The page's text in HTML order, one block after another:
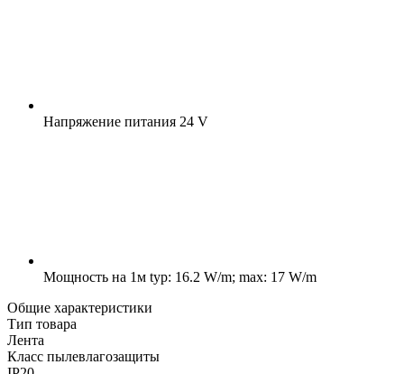
Напряжение питания 24 V
Мощность на 1м typ: 16.2 W/m; max: 17 W/m
Общие характеристики
Тип товара
Лента
Класс пылевлагозащиты